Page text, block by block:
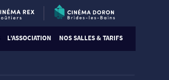
L’ASSOCIATION NOS SALLES & TARIFS